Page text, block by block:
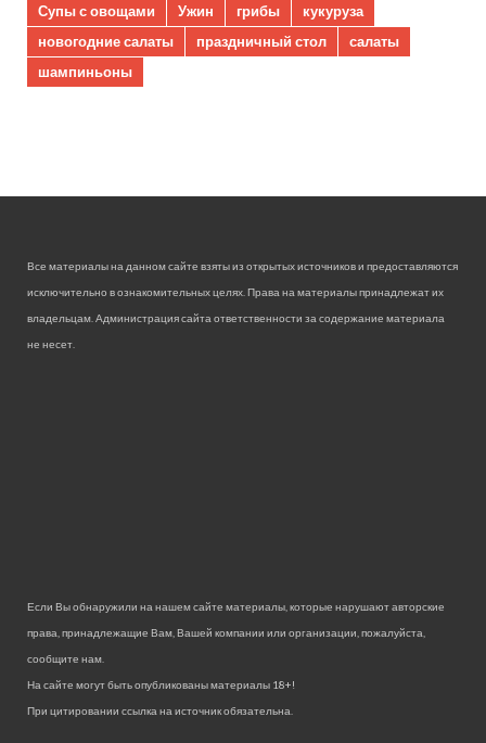
Супы с овощами
Ужин грибы
кукуруза
новогодние салаты
праздничный стол
салаты
шампиньоны
Все материалы на данном сайте взяты из открытых источников и предоставляются
исключительно в ознакомительных целях. Права на материалы принадлежат их
владельцам. Администрация сайта ответственности за содержание материала
не несет.
Если Вы обнаружили на нашем сайте материалы, которые нарушают авторские
права, принадлежащие Вам, Вашей компании или организации, пожалуйста,
сообщите нам.
На сайте могут быть опубликованы материалы 18+!
При цитировании ссылка на источник обязательна.